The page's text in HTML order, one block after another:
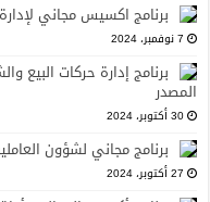
برنامج اكسيس مجاني
7 نوفمبر، 2024
المصدر
30 أكتوبر، 2024
برنامج مجاني لشؤون
27 أكتوبر، 2024